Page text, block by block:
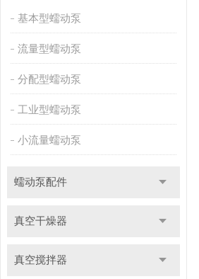
基本型蠕动泵
流量型蠕动泵
分配型蠕动泵
工业型蠕动泵
小流量蠕动泵
蠕动泵配件
真空干燥器
真空搅拌器